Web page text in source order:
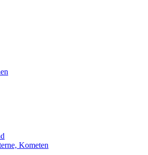
Kometen